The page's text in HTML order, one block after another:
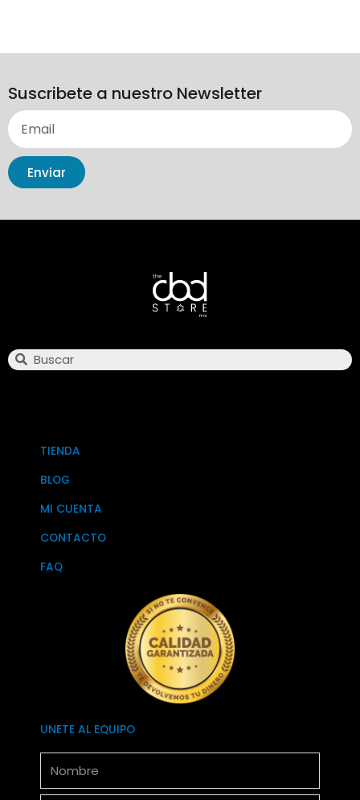
Suscribete a nuestro Newsletter
Enviar
TIENDA
BLOG
MI CUENTA
CONTACTO
FAQ
UNETE AL EQUIPO